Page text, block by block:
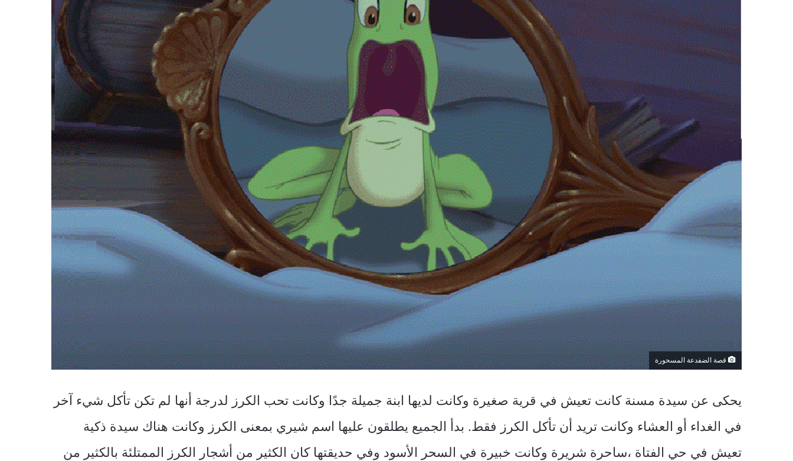
قصة الضفدعة المسحورة
يحكى عن سيدة مسنة كانت تعيش في قرية صغيرة وكانت لديها ابنة جميلة جدًا وكانت تحب الكرز لدرجة أنها لم تكن تأكل شيء آخر
في الغداء أو العشاء وكانت تريد أن تأكل الكرز فقط. بدأ الجميع يطلقون عليها اسم شيري بمعنى الكرز وكانت هناك سيدة ذكية
تعيش في حي الفتاة ،ساحرة شريرة وكانت خبيرة في السحر الأسود وفي حديقتها كان الكثير من أشجار الكرز الممتلئة بالكثير من